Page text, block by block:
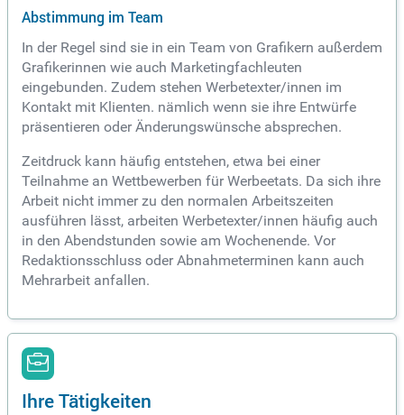
Abstimmung im Team
In der Regel sind sie in ein Team von Grafikern außerdem
Grafikerinnen wie auch Marketingfachleuten
eingebunden. Zudem stehen Werbetexter/innen im
Kontakt mit Klienten. nämlich wenn sie ihre Entwürfe
präsentieren oder Änderungswünsche absprechen.
Zeitdruck kann häufig entstehen, etwa bei einer
Teilnahme an Wettbewerben für Werbeetats. Da sich ihre
Arbeit nicht immer zu den normalen Arbeitszeiten
ausführen lässt, arbeiten Werbetexter/innen häufig auch
in den Abendstunden sowie am Wochenende. Vor
Redaktionsschluss oder Abnahmeterminen kann auch
Mehrarbeit anfallen.
Ihre Tätigkeiten